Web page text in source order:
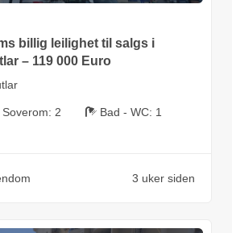
billig leilighet til salgs i
– 119 000 Euro
Soverom: 2 Bad - WC: 1
3 uker siden